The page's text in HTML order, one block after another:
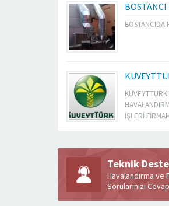
BOSTANCIDA
KUVEYTTÜRK
İŞLERİ
Teknik
Havalandırma ve
Sorularınızı